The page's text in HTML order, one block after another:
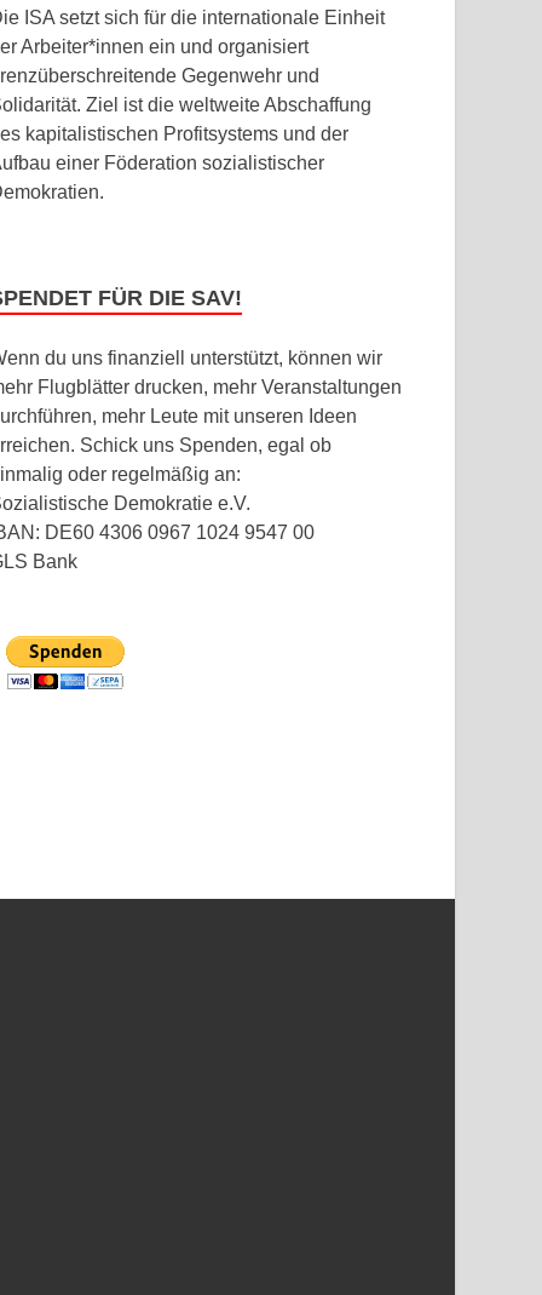
ISA setzt sich für die internationale Einheit
Arbeiter*innen ein und organisiert
Gegenwehr und
Ziel ist die weltweite Abschaffung
kapitalistischen Profitsystems und der
einer Föderation sozialistischer
FÜR DIE SAV!
du uns finanziell unterstützt, können wir
Flugblätter drucken, mehr Veranstaltungen
mehr Leute mit unseren Ideen
Schick uns Spenden, egal ob
oder regelmäßig an:
Demokratie e.V.
DE60 4306 0967 1024 9547 00
Bank